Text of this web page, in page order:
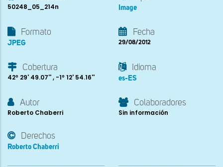
50248_05_214n Image
Formato
JPEG
Fecha
29/08/2012
Cobertura
42º 29' 49.07'' , -1º 12' 54.16''
Idioma
es-ES
Autor
Roberto Chaberri
Colaboradores
Sin información
Derechos
Roberto Chaberri